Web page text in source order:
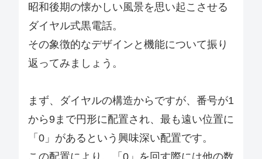
昭和後期の懐かしい風景を思い起こさせる
ダイヤル式黒電話。
その象徴的なデザインと機能について振り
返ってみましょう。
まず、ダイヤルの構造からですが、番号が1
から9まで円形に配置され、最も遠い位置に
「0」があるという興味深い配置です。
この配置により、「0」を回す際には他の数